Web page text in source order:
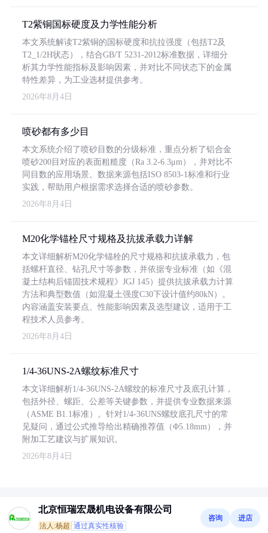
T2紫铜国标硬度及力学性能分析
本文系统解读T2紫铜的国标硬度和抗拉强度（包括T2及
T2_1/2H状态），结合GB/T 5231-2012标准数据，详细分
析其力学性能指标及影响因素，并对比不同状态下的金属
特性差异，为工业选材提供参考。
2026年8月4日
喷砂都有多少目
本文系统介绍了喷砂目数的分级标准，重点分析了铝合金
喷砂200目对应的表面粗糙度（Ra 3.2-6.3μm），并对比不
同目数的应用场景。数据来源包括ISO 8503-1标准和行业
实践，帮助用户根据需求选择合适的喷砂参数。
2026年8月4日
M20化学锚栓尺寸规格及抗拔承载力详解
本文详细解析M20化学锚栓的尺寸规格和抗拔承载力，包
括螺杆直径、钻孔尺寸等参数，并依据专业标准（如《混
凝土结构后锚固技术规程》JGJ 145）提供抗拔承载力计算
方法和典型数值（如混凝土强度C30下设计值约80kN）。
内容涵盖安装要点、性能影响因素及选型建议，适用于工
程技术人员参考。
2026年8月4日
1/4-36UNS-2A螺纹标准尺寸
本文详细解析1/4-36UNS-2A螺纹的标准尺寸及底孔计算，
包括外径、螺距、公差等关键参数，并提供专业数据来源
（ASME B1.1标准）。针对1/4-36UNS螺纹底孔尺寸的常
见疑问，通过公式推导给出精确推荐值（Φ5.18mm），并
附加工艺建议与扩展知识。
2026年8月4日
北京恒瑞宏晟机电设备有限公司
法人:杨超 通过真实性核验
咨询 进店